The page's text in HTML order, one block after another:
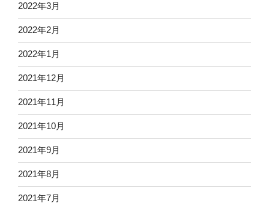
2022年3月
2022年2月
2022年1月
2021年12月
2021年11月
2021年10月
2021年9月
2021年8月
2021年7月